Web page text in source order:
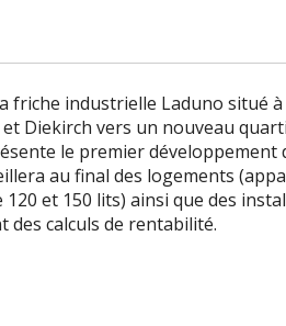
friche industrielle Laduno situé à
Diekirch vers un nouveau
le premier développement
au final des logements
et 150 lits) ainsi que des
des calculs de rentabilité.